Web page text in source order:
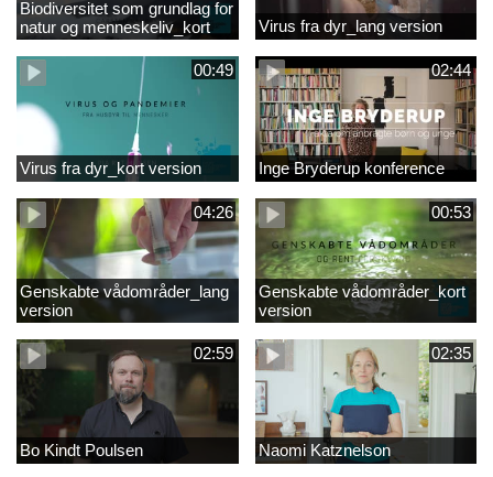
Biodiversitet som grundlag for
natur og menneskeliv_kort
version
Virus fra dyr_lang version
00:49
Virus fra dyr_kort version
02:44
Inge Bryderup konference
04:26
Genskabte vådområder_lang
version
00:53
Genskabte vådområder_kort
version
02:59
Bo Kindt Poulsen
02:35
Naomi Katznelson